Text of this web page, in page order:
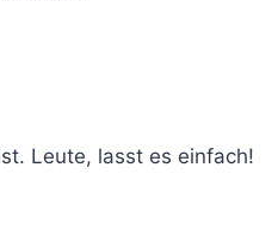
Leute, lasst es einfach!